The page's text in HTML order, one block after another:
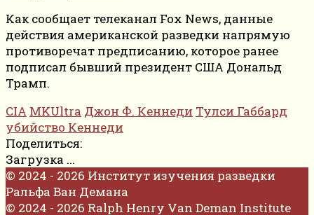
Как сообщает телеканал Fox News, данные
действия американской разведки напрямую
противоречат предписанию, которое ранее
подписал бывший президент США Дональд
Трамп.
CIA MKUltra Джон Ф. Кеннеди Тулси Габбард
убийство Кеннеди
Поделиться:
Загрузка ...
© 2024 - 2026 Институт изучения разведки
Ральфа Ван Демана
© 2024 - 2026 Ralph Henry Van Deman Institute